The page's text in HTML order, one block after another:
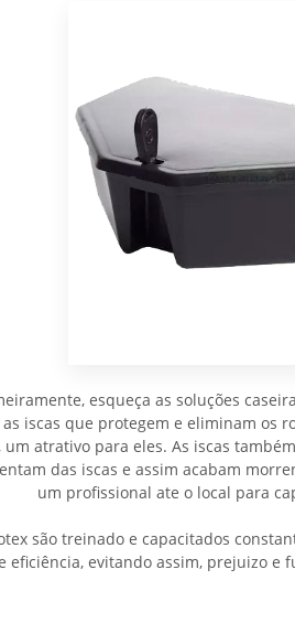
esqueça as soluções
iscas que protegem e eliminam os
atrativo para eles. As iscas
das iscas e assim acabam
um profissional ate o local para
são treinado e capacitados
eficiência, evitando assim, prejuizo e